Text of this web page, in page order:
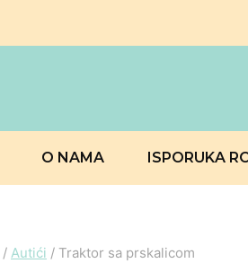
O NAMA ISPORUKA
/ Autići / Traktor sa prskalicom